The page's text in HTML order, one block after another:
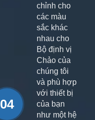
04
chỉnh cho
các màu
sắc khác
nhau cho
Bộ định vị
Chảo của
chúng tôi
và phù hợp
với thiết bị
của bạn
như một hệ